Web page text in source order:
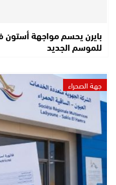
بايرن يحسم مواجهة أستون
للموسم الجديد
جهة الصحراء